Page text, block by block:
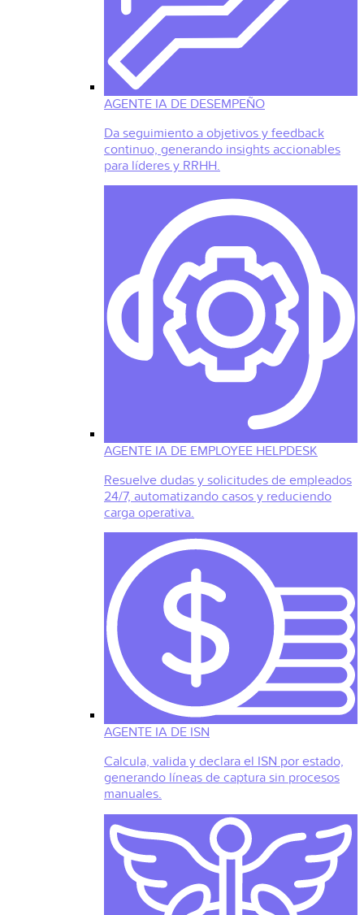
AGENTE IA DE DESEMPEÑO
Da seguimiento a objetivos y feedback
continuo, generando insights accionables
para líderes y RRHH.
AGENTE IA DE EMPLOYEE HELPDESK
Resuelve dudas y solicitudes de empleados
24/7, automatizando casos y reduciendo
carga operativa.
AGENTE IA DE ISN
Calcula, valida y declara el ISN por estado,
generando líneas de captura sin procesos
manuales.